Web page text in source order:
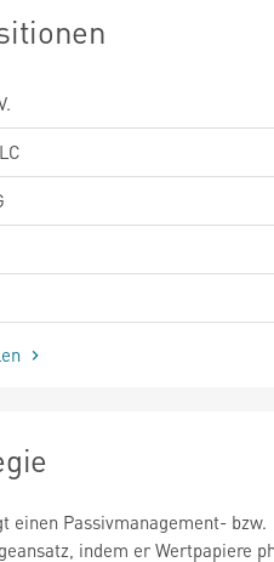
einen Passivmanagement- bzw.
indem er Wertpapiere